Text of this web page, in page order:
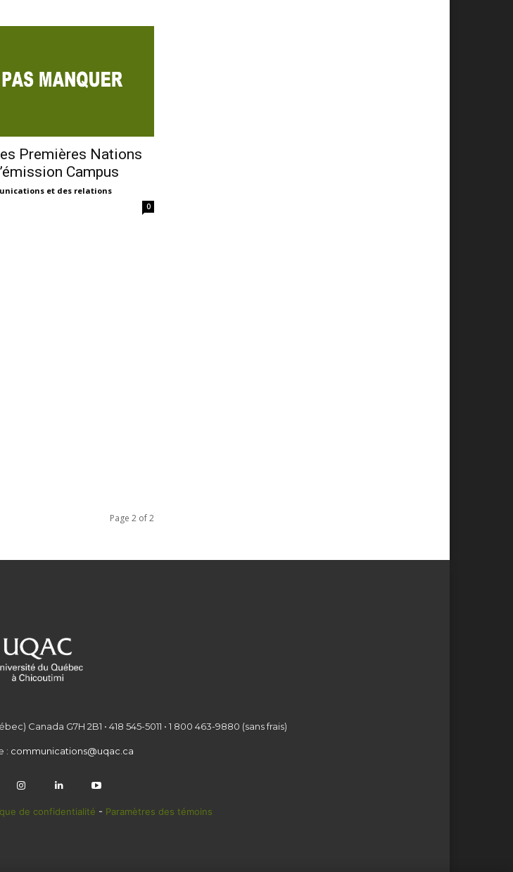
Premières Nations
Campus
et des relations
0
Page 2 of 2
Canada G7H 2B1 • 418 545-5011 • 1 800 463-9880 (sans frais)
: communications@uqac.ca
de confidentialité - Paramètres des témoins